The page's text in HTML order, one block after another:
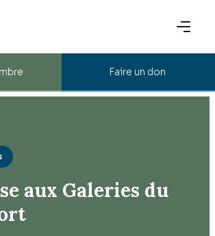
Faire un don
aux Galeries du